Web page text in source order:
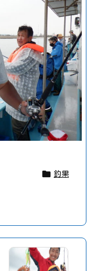
 釣果